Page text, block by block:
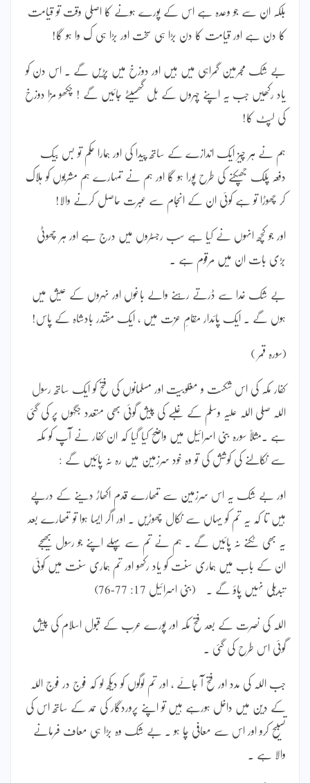
بلکہ ان سے جو وعدہ ہے اس کے پورے ہونے کا اصلی وقت تو قیامت
کا دن ہے اور قیامت کا دن بڑا ہی سخت اور بڑا ہی ک وا ہو گا!
بے شک مجرمین گمراہی میں ہیں اور دوزخ میں پڑیں گے ۔ اس دن کو
یاد رکھیں جب یہ اپنے چہروں کے بل گھسیٹے جائیں گے ! چکھو مزا دوزخ
کی لپٹ کا!
ہم نے ہر چیز ایک اندازے کے ساتھ پیدا کی اور ہمارا حکم تو بس بیک
دفعہ پلک جھپکنے کی طرح پورا ہو گا اور ہم نے تمہارے ہم مشربوں کو ہلاک
کر چھوڑا تو ہے کوئی ان کے انجام سے عبرت حاصل کرنے والا!
اور جو کچھ انہوں نے کیا ہے سب رجسٹروں میں درج ہے اور ہر چھوٹی
بڑی بات ان میں مرقوم ہے ۔
بے شک خدا سے ڈرتے رہنے والے باغوں اور نہروں کے عیش میں
ہوں گے ۔ ایک پائدار مقامِ عزت میں ، ایک مقتدر بادشاہ کے پاس!
(سورہ قمر )
کفار مکہ کی اس شکست و مغلوبیت اور مسلمانوں کی فتح کو ایک ساتھ رسول
اللہ صلی اللہ علیہ وسلم کے غلبے کی پیش گوئی بھی متعدد جگہوں پر کی گئی
ہے ۔مثلاً سورہ بنی اسرائیل میں واضح کیا گیا کہ ان کفار نے آپ کو مکہ
سے نکالنے کی کوشش کی تو وہ خود سرزمین میں رہ نہ پائیں گے :
اور بے شک یہ اس سرزمین سے تمھارے قدم اکھاڑ دینے کے درپے
ہیں تا کہ یہ تم کو یہاں سے نکال چھوڑیں ۔ اور اگر ایسا ہوا تو تمھارے بعد
یہ بھی ٹکنے نہ پائیں گے ۔ ہم نے تم سے پہلے اپنے جو رسول بھیجے
ان کے باب میں ہماری سنت کو یاد رکھو اور تم ہماری سنت میں کوئی
تبدیلی نہیں پاؤ گے ۔ (بنی اسرائیل 17: 77-76)
اللہ کی نصرت کے بعد فتح مکہ اور پورے عرب کے قبول اسلام کی پیش
گوئی اس طرح کی گئی ۔
جب اللہ کی مدد اور فتح آ جائے ، اور تم لوگوں کو دیکھ لو کہ فوج در فوج اللہ
کے دین میں داخل ہورہے ہیں تو اپنے پروردگار کی حمد کے ساتھ اس کی
تسبیح کرو اور اس سے معافی چا ہو ۔ بے شک وہ بڑا ہی معاف فرمانے
والا ہے ۔